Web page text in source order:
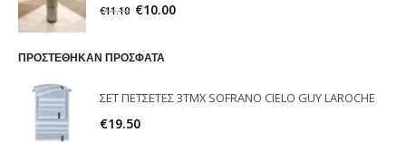
€11.10 €10.00
ΠΡΟΣΤΕΘΗΚΑΝ ΠΡΟΣΦΑΤΑ
ΣΕΤ ΠΕΤΣΕΤΕΣ 3ΤΜΧ SOFRANO CIELO GUY LAROCHE
€19.50